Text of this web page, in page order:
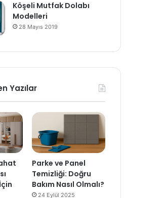
Köşeli Mutfak Dolabı
Modelleri
28 Mayıs 2019
Yazılar
Parke ve Panel
Temizliği: Doğru
Bakım Nasıl Olmalı?
24 Eylül 2025